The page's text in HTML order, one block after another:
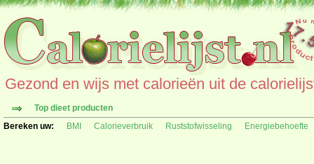
Gezond en wijs met calorieën uit de
Top dieet producten
Bereken uw:
BMI Calorieverbruik Ruststofwisseling Energiebehoefte